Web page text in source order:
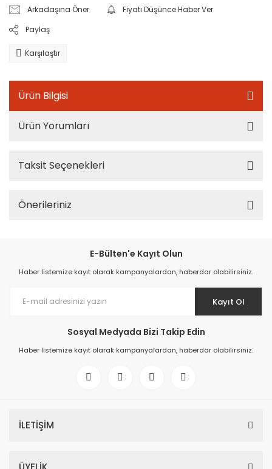
Arkadaşına Öner
Fiyatı Düşünce Haber Ver
Paylaş
Karşılaştır
Ürün Bilgisi
Ürün Yorumları
Taksit Seçenekleri
Önerileriniz
E-Bülten'e Kayıt Olun
Haber listemize kayıt olarak kampanyalardan, haberdar olabilirsiniz.
Kayıt Ol
Sosyal Medyada Bizi Takip Edin
Haber listemize kayıt olarak kampanyalardan, haberdar olabilirsiniz.
İLETİŞİM